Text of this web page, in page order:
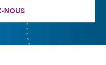
NOUS